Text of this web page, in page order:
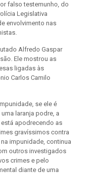
falso testemunho, do
Legislativa
envolvimento nas
Alfredo Gaspar
Ele mostrou as
ligadas às
Carlos Camilo
se ele é
laranja podre, a
apodrecendo as
gravíssimos contra
impunidade, continua
outros investigados
crimes e pelo
diante de uma